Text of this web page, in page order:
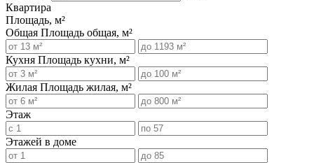
Квартира
Площадь, м²
Общая Площадь общая, м²
Кухня Площадь кухни, м²
Жилая Площадь жилая, м²
Этаж
Этажей в доме